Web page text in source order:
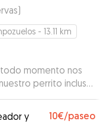
)
- 13.11 km
momento nos
perrito incluso
”
y
10€/paseo